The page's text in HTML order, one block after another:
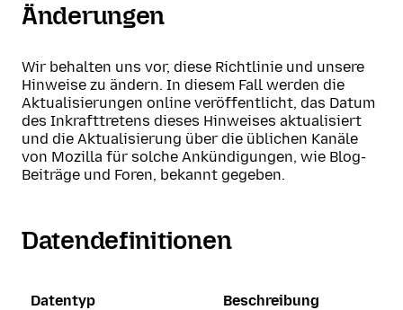
Änderungen
Wir behalten uns vor, diese Richtlinie und unsere
Hinweise zu ändern. In diesem Fall werden die
Aktualisierungen online veröffentlicht, das Datum
des Inkrafttretens dieses Hinweises aktualisiert
und die Aktualisierung über die üblichen Kanäle
von Mozilla für solche Ankündigungen, wie Blog-
Beiträge und Foren, bekannt gegeben.
Datendefinitionen
Datentyp Beschreibung